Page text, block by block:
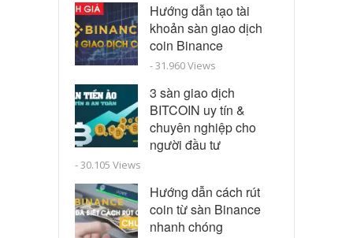
Hướng dẫn tạo tài
khoản sàn giao dịch
coin Binance
- 31.960 Views
3 sàn giao dịch
BITCOIN uy tín &
chuyên nghiệp cho
người đầu tư
- 30.105 Views
Hướng dẫn cách rút
coin từ sàn Binance
nhanh chóng